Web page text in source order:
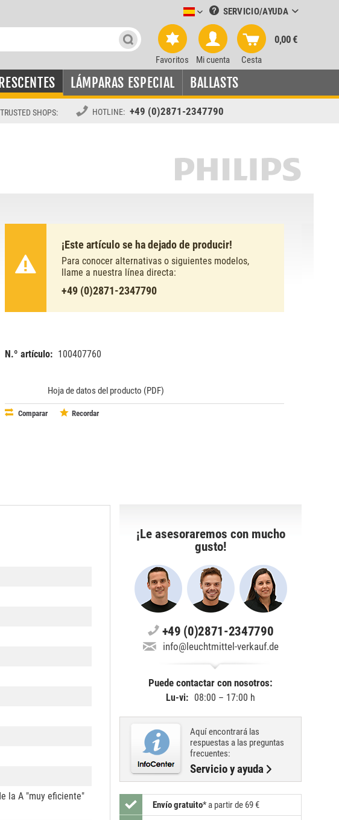
Leuchtmittel-Verkauf spanisch
SERVICIO/AYUDA
Favoritos Mi cuenta Cesta
0,00 €
LÁMPARAS ESPECIAL BALLASTS
TRUSTED SHOPS: HOTLINE: +49 (0)2871-2347790
¡Este artículo se ha dejado de producir!
Para conocer alternativas o siguientes modelos,
llame a nuestra línea directa:
+49 (0)2871-2347790
N.º artículo: 100407760
Hoja de datos del producto (PDF)
Comparar Recordar
la A "muy eficiente"
¡Le asesoraremos con mucho
gusto!
+49 (0)2871-2347790
info@leuchtmittel-verkauf.de
Puede contactar con nosotros:
Lu-vi: 08:00 – 17:00 h
Aquí encontrará las
respuestas a las preguntas
frecuentes:
Servicio y ayuda
Envío gratuito* a partir de 69 €